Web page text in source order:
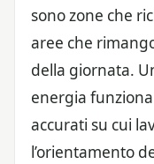
sono zone che
aree che
della giornata.
energia
accurati su cui
l’orientamento